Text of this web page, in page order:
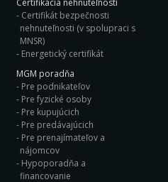
Certifikát bezpečnosti
nehnuteľnosti (v spolupraci s
MNSR)
Energetický certifikát
MGM poradňa
Pre podnikateľov
Pre fyzické osoby
Pre kupujúcich
Pre predávajúcich
Pre prenajímateľov a
nájomcov
Hypoporadňa a
financovanie